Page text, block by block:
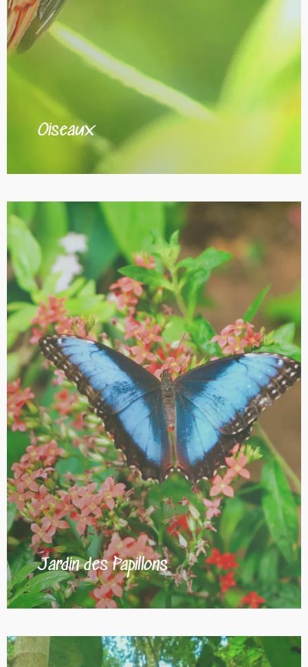
Oiseaux
Jardin des Papillons